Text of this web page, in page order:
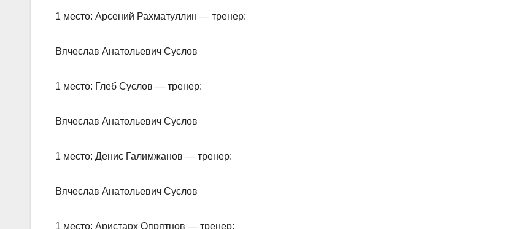
1 место: Арсений Рахматуллин — тренер:
Вячеслав Анатольевич Суслов
1 место: Глеб Суслов — тренер:
Вячеслав Анатольевич Суслов
1 место: Денис Галимжанов — тренер:
Вячеслав Анатольевич Суслов
1 место: Аристарх Опрятнов — тренер: